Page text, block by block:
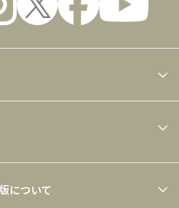
について